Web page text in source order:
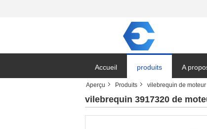
Accueil produits A
Aperçu Produits vilebrequin de moteur
vilebrequin 3917320 de